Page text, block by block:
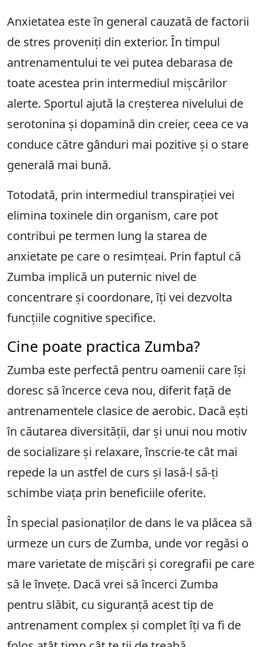
Anxietatea este în general cauzată de factorii
de stres proveniți din exterior. În timpul
antrenamentului te vei putea debarasa de
toate acestea prin intermediul mișcărilor
alerte. Sportul ajută la creșterea nivelului de
serotonina și dopamină din creier, ceea ce va
conduce către gânduri mai pozitive și o stare
generală mai bună.
Totodată, prin intermediul transpirației vei
elimina toxinele din organism, care pot
contribui pe termen lung la starea de
anxietate pe care o resimțeai. Prin faptul că
Zumba implică un puternic nivel de
concentrare și coordonare, îți vei dezvolta
funcțiile cognitive specifice.
Cine poate practica Zumba?
Zumba este perfectă pentru oamenii care își
doresc să încerce ceva nou, diferit față de
antrenamentele clasice de aerobic. Dacă ești
în căutarea diversității, dar și unui nou motiv
de socializare și relaxare, înscrie-te cât mai
repede la un astfel de curs și lasă-l să-ți
schimbe viața prin beneficiile oferite.
În special pasionaților de dans le va plăcea să
urmeze un curs de Zumba, unde vor regăsi o
mare varietate de mișcări și coregrafii pe care
să le învețe. Dacă vrei să încerci Zumba
pentru slăbit, cu siguranță acest tip de
antrenament complex și complet îți va fi de